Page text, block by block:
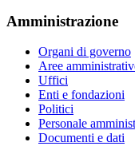
Amministrazione
Organi di governo
Aree
Uffici
Enti e fondazioni
Politici
Personale
Documenti e dati